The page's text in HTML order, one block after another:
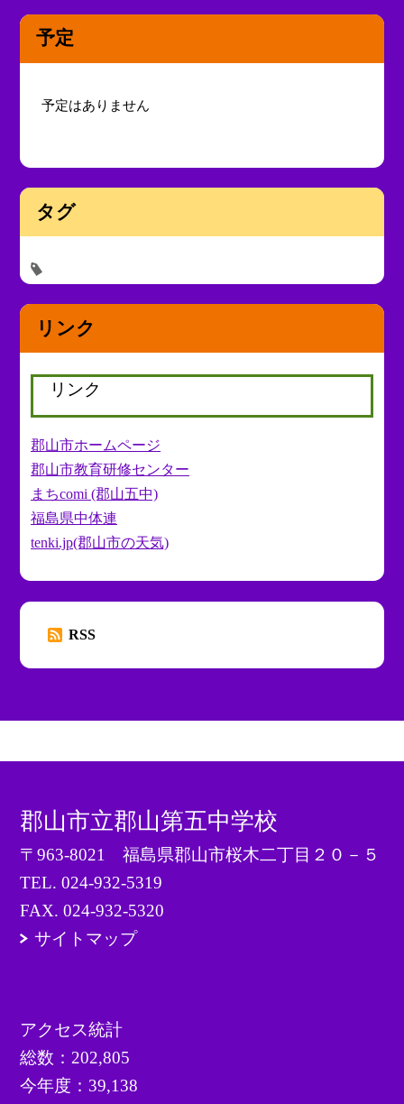
予定
予定はありません
タグ
リンク
リンク
郡山市ホームページ
郡山市教育研修センター
まちcomi (郡山五中)
福島県中体連
tenki.jp(郡山市の天気)
RSS
郡山市立郡山第五中学校
〒963-8021 福島県郡山市桜木二丁目２０－５
TEL.024-932-5319
FAX. 024-932-5320
サイトマップ
アクセス統計
総数： 202,805
今年度： 39,138